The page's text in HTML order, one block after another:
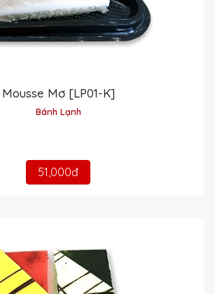
Mousse Mơ [LP01-K]
Bánh Lạnh
51,000đ